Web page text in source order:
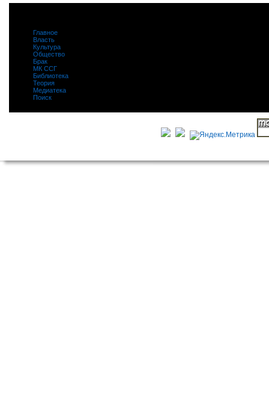
Главное
Власть
Культура
Общество
Брак
МК ССГ
Библиотека
Теория
Медиатека
Поиск